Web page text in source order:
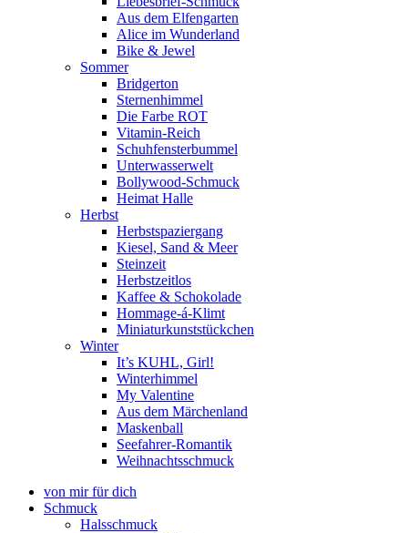
Aus dem Elfengarten
Alice im Wunderland
Bike & Jewel
Sommer
Bridgerton
Sternenhimmel
Die Farbe ROT
Vitamin-Reich
Schuhfensterbummel
Unterwasserwelt
Bollywood-Schmuck
Heimat Halle
Herbst
Herbstspaziergang
Kiesel, Sand & Meer
Steinzeit
Herbstzeitlos
Kaffee & Schokolade
Hommage-á-Klimt
Miniaturkunststückchen
Winter
It’s KUHL, Girl!
Winterhimmel
My Valentine
Aus dem Märchenland
Maskenball
Seefahrer-Romantik
Weihnachtsschmuck
von mir für dich
Schmuck
Halsschmuck